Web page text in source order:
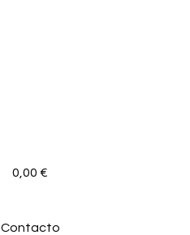
0,00 €
Contacto